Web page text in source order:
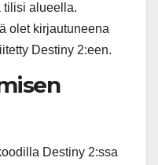
tilisi alueella.
olet kirjautuneena
Destiny 2:een.
Destiny 2:ssa